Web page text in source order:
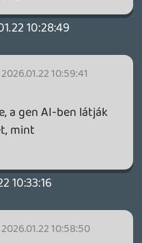
a Skull
ezt a
házaknak
sem
😃
a
Time is
Ubi!